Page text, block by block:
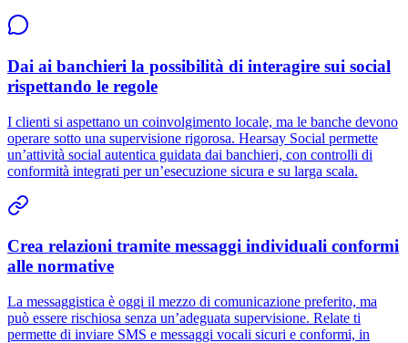
Dai ai banchieri la possibilità di interagire sui social
rispettando le regole
I clienti si aspettano un coinvolgimento locale, ma le banche devono
operare sotto una supervisione rigorosa. Hearsay Social permette
un’attività social autentica guidata dai banchieri, con controlli di
conformità integrati per un’esecuzione sicura e su larga scala.
Crea relazioni tramite messaggi individuali conformi
alle normative
La messaggistica è oggi il mezzo di comunicazione preferito, ma
può essere rischiosa senza un’adeguata supervisione. Relate ti
permette di inviare SMS e messaggi vocali sicuri e conformi, in